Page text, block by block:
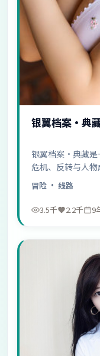
银翼档案·典
银翼档案·典藏是
危机、反转与人
观看。
冒险 · 线路
3.5千 2.2千 9